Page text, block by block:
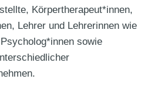
Körpertherapeut*innen,
Lehrer und Lehrerinnen wie
sowie